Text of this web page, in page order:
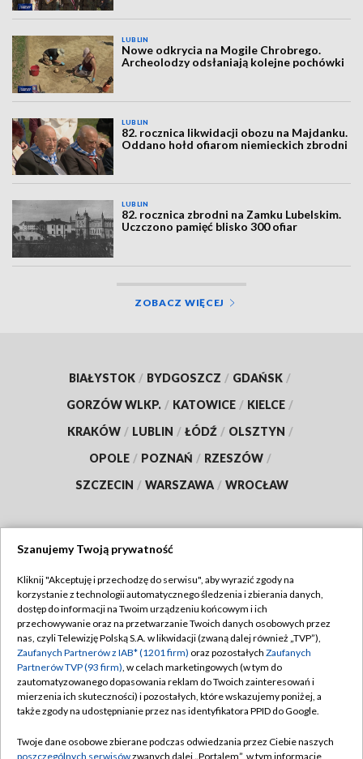
LUBLIN
Nowe odkrycia na Mogile Chrobrego.
Archeolodzy odsłaniają kolejne pochówki
LUBLIN
82. rocznica likwidacji obozu na Majdanku.
Oddano hołd ofiarom niemieckich zbrodni
LUBLIN
82. rocznica zbrodni na Zamku Lubelskim.
Uczczono pamięć blisko 300 ofiar
ZOBACZ WIĘCEJ
BIAŁYSTOK / BYDGOSZCZ / GDAŃSK /
GORZÓW WLKP. / KATOWICE / KIELCE /
KRAKÓW / LUBLIN / ŁÓDŹ / OLSZTYN /
OPOLE / POZNAŃ / RZESZÓW /
SZCZECIN / WARSZAWA / WROCŁAW
TVP
Abonament TVP
Emisja w TVP
Centrum informacji TVP
Naziemna Telewizja Cyfrowa
Rada Programowa
Regulamin TVP
Polityka prywatności
Moje zgody
Pomoc
Szanujemy Twoją prywatność
Kliknij "Akceptuję i przechodzę do serwisu", aby wyrazić zgody na
korzystanie z technologii automatycznego śledzenia i zbierania danych,
dostęp do informacji na Twoim urządzeniu końcowym i ich
przechowywanie oraz na przetwarzanie Twoich danych osobowych przez
nas, czyli Telewizję Polską S.A. w likwidacji (zwaną dalej również „TVP”),
Zaufanych Partnerów z IAB* (1201 firm) oraz pozostałych Zaufanych
Partnerów TVP (93 firm), w celach marketingowych (w tym do
zautomatyzowanego dopasowania reklam do Twoich zainteresowań i
mierzenia ich skuteczności) i pozostałych, które wskazujemy poniżej, a
także zgody na udostępnianie przez nas identyfikatora PPID do Google.
Twoje dane osobowe zbierane podczas odwiedzania przez Ciebie naszych
poszczególnych serwisówzwanych dalej „Portalem”, w tym informacje